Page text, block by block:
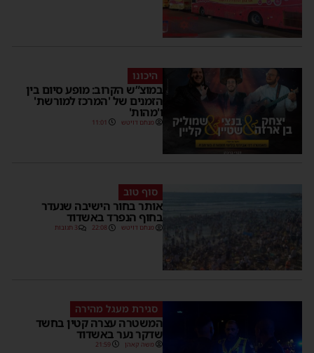
היכונו
במוצ”ש הקרוב: מופע סיום בין
הזמנים של 'המרכז למורשת'
ו'מהות'
מנחם דויטש 11:01
סוף טוב
אותר בחור הישיבה שנעדר
בחוף הנפרד באשדוד
מנחם דויטש 22:08 3 תגובות
סגירת מעגל מהירה
המשטרה עצרה קטין בחשד
שדקר נער באשדוד
משה קאהן 21:59